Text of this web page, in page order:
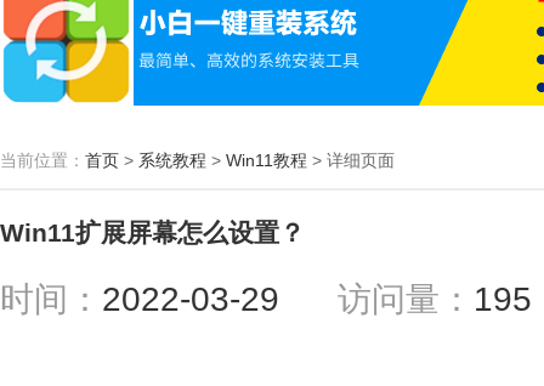
当前位置： 首页 > 系统教程 > Win11教程 > 详细页面
Win11扩展屏幕怎么设置？
时间： 2022-03-29 访问量：